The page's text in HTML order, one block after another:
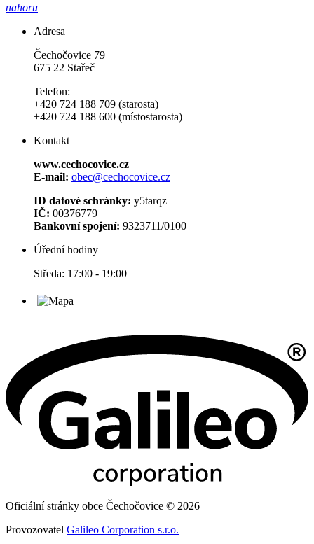
nahoru
Adresa
Čechočovice 79
675 22 Stařeč
Telefon:
+420 724 188 709 (starosta)
+420 724 188 600 (místostarosta)
Kontakt
www.cechocovice.cz
E-mail: obec@cechocovice.cz
ID datové schránky: y5tarqz
IČ: 00376779
Bankovní spojení: 9323711/0100
Úřední hodiny
Středa: 17:00 - 19:00
Oficiální stránky obce Čechočovice © 2026
Provozovatel Galileo Corporation s.r.o.